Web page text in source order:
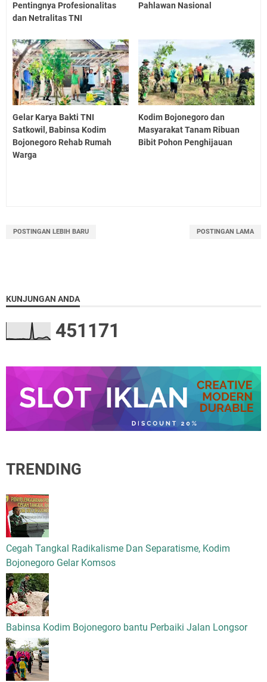
Pentingnya Profesionalitas
dan Netralitas TNI
Pahlawan Nasional
Gelar Karya Bakti TNI
Satkowil, Babinsa Kodim
Bojonegoro Rehab Rumah
Warga
Kodim Bojonegoro dan
Masyarakat Tanam Ribuan
Bibit Pohon Penghijauan
POSTINGAN LEBIH BARU POSTINGAN LAMA
KUNJUNGAN ANDA
451171
TRENDING
Cegah Tangkal Radikalisme Dan Separatisme, Kodim
Bojonegoro Gelar Komsos
Babinsa Kodim Bojonegoro bantu Perbaiki Jalan Longsor